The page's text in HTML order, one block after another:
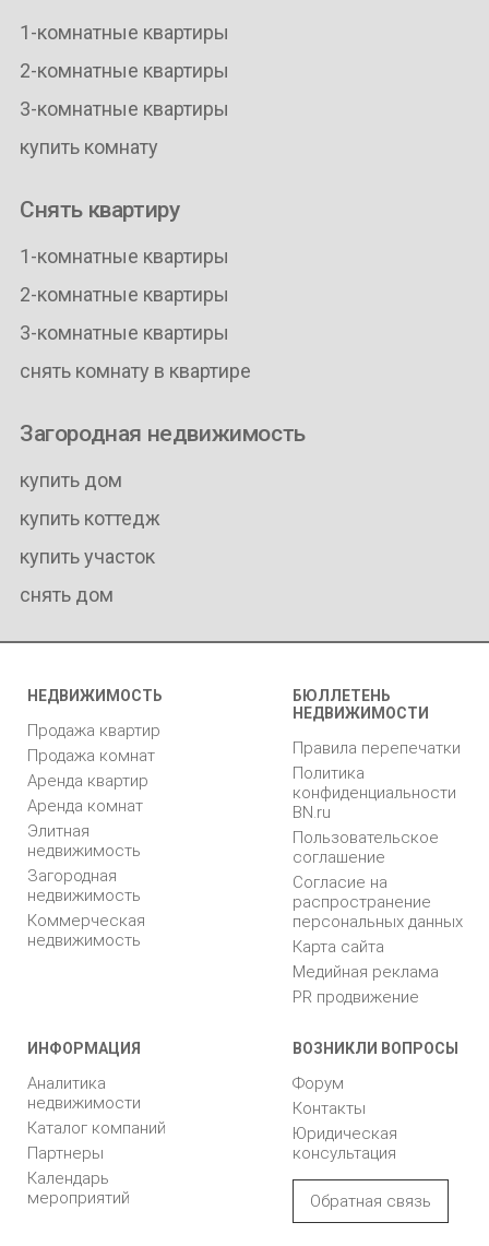
1-комнатные квартиры
2-комнатные квартиры
3-комнатные квартиры
купить комнату
Снять квартиру
1-комнатные квартиры
2-комнатные квартиры
3-комнатные квартиры
снять комнату в квартире
Загородная недвижимость
купить дом
купить коттедж
купить участок
снять дом
НЕДВИЖИМОСТЬ
Продажа квартир
Продажа комнат
Аренда квартир
Аренда комнат
Элитная
недвижимость
Загородная
недвижимость
Коммерческая
недвижимость
БЮЛЛЕТЕНЬ
НЕДВИЖИМОСТИ
Правила перепечатки
Политика
конфиденциальности
BN.ru
Пользовательское
соглашение
Согласие на
распространение
персональных данных
Карта сайта
Медийная реклама
PR продвижение
ИНФОРМАЦИЯ
Аналитика
недвижимости
Каталог компаний
Партнеры
Календарь
мероприятий
ВОЗНИКЛИ ВОПРОСЫ
Форум
Контакты
Юридическая
консультация
Обратная связь